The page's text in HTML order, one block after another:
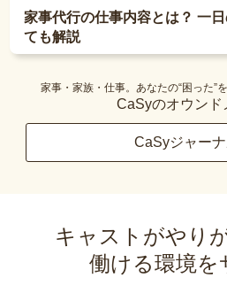
家事代行の仕事内容とは？ 一
ても解説
家事・家族・仕事。あなたの“困った”
CaSyのオウンド
CaSyジャー
キャストがやり
働ける環境を